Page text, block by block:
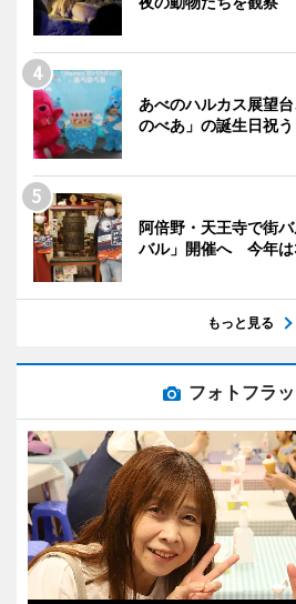
あべのハルカス展望
のべあ」の誕生日祝う
阿倍野・天王寺で街
バル」開催へ 今年
もっと見る
フォトフラ